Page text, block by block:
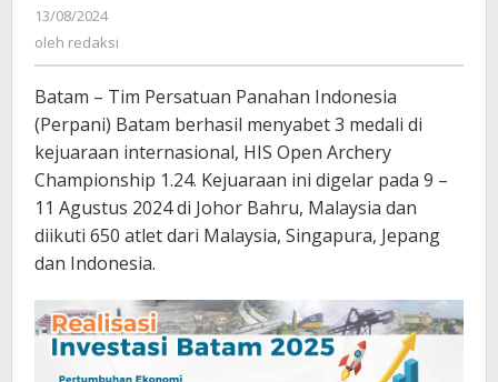
13/08/2024
redaksi
oleh redaksi
Batam – Tim Persatuan Panahan Indonesia
(Perpani) Batam berhasil menyabet 3 medali di
kejuaraan internasional, HIS Open Archery
Championship 1.24. Kejuaraan ini digelar pada 9 –
11 Agustus 2024 di Johor Bahru, Malaysia dan
diikuti 650 atlet dari Malaysia, Singapura, Jepang
dan Indonesia.